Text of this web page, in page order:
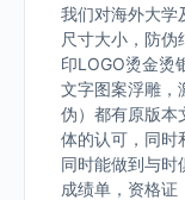
我们对海外大学
尺寸大小，防伪
印LOGO烫金烫
文字图案浮雕，
伪）都有原版本
体的认可，同时
同时能做到与时
成绩单，资格证